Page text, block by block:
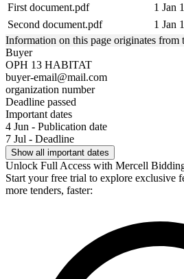
First document.pdf
1 Jan
Second document.pdf
1 Jan
Information on this page originates
Buyer
OPH 13 HABITAT
buyer-email@mail.com
organization number
Deadline passed
Important dates
4 Jun - Publication date
7 Jul - Deadline
Show all important dates
Unlock Full Access with Mercell
Start your free trial to explore exclusive
more tenders, faster: